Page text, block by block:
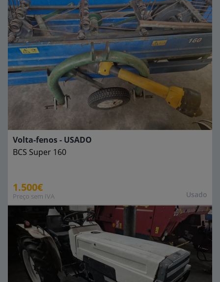
Usado
Volta-fenos - USADO
BCS Super 160
1.500€
Preço sem IVA